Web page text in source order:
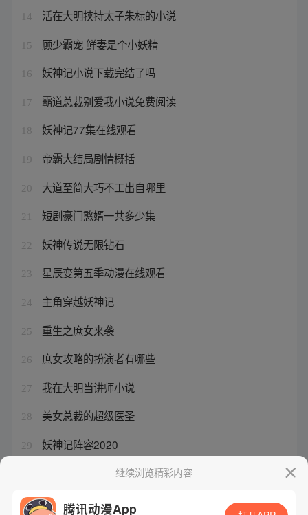
14 活在大明挟持太子朱标的小说
15 顾少霸宠 鲜妻是个小妖精
16 妖神记小说下载完结了吗
17 霸道总裁别爱我小说免费阅读
18 妖神记77集在线观看
19 帝霸大结局剧情概括
20 大道至简大巧不工出自哪里
21 短剧豪门憨婿一共多少集
22 妖神传说无限钻石
23 星辰变第五季动漫在线观看
24 主角穿越妖神记
25 重生之庶女来袭
26 庶女攻略的扮演者有哪些
27 我在大明当讲师小说
28 美女总裁的超级医圣
29 妖神记阵容2020
深情总被薄情误什么意思继续浏览精彩内容
腾讯动漫App